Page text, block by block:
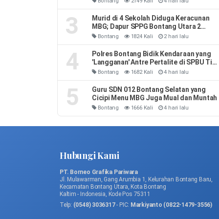
3
Murid di 4 Sekolah Diduga Keracunan
MBG; Dapur SPPG Bontang Utara 2
Disetop
Bontang 1824 Kali 2 hari lalu
4
Polres Bontang Bidik Kendaraan yang
'Langganan' Antre Pertalite di SPBU
Hari, Curigai Penyelewengan BBM
Bontang 1682 Kali 4 hari lalu
5
Guru SDN 012 Bontang Selatan yang
Cicipi Menu MBG Juga Mual dan Muntah
Bontang 1666 Kali 4 hari lalu
Hubungi Kami
PT. Borneo Grafika Pariwara
Jl. Mulawarman, Gang Arumbia 1, Kelurahan Bontang Baru,
Kecamatan Bontang Utara, Kota Bontang
Kaltim - Indonesia, Kode Pos 75311
Telp: (0548) 3036317- PIC: Markiyanto (0822-1479-3556)